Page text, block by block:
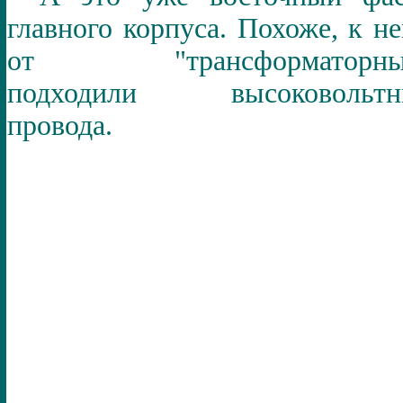
главного корпуса. Похоже, к
от
подходили
провода.